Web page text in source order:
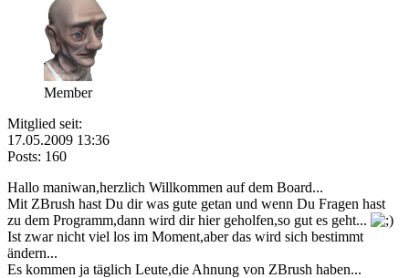
Member
Mitglied seit:
17.05.2009 13:36
Posts: 160
Hallo maniwan,herzlich Willkommen auf dem Board...
Mit ZBrush hast Du dir was gute getan und wenn Du Fragen hast
zu dem Programm,dann wird dir hier geholfen,so gut es geht...
Ist zwar nicht viel los im Moment,aber das wird sich bestimmt
ändern...
Es kommen ja täglich Leute,die Ahnung von ZBrush haben...